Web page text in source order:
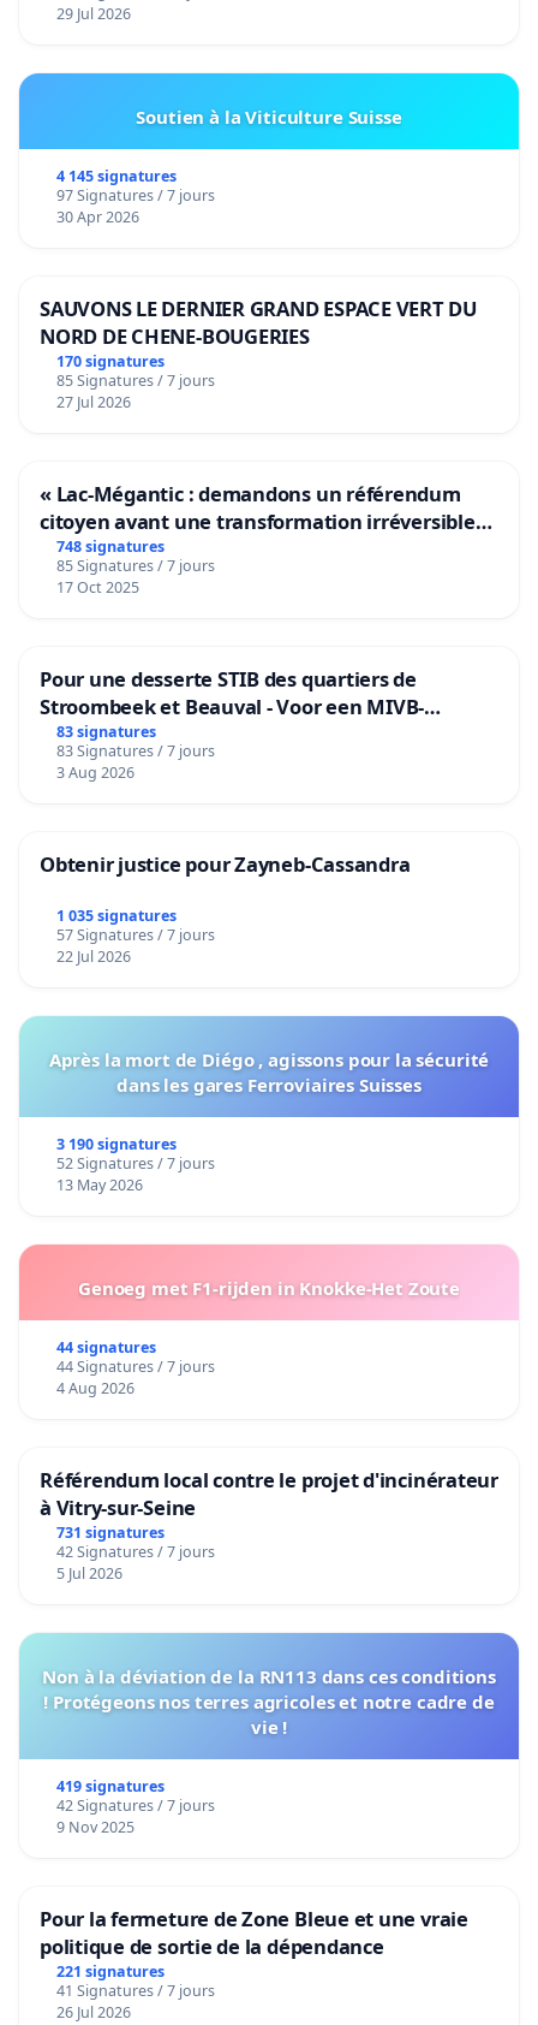
29 Jul 2026
Soutien à la Viticulture Suisse
4 145 signatures
97 Signatures / 7 jours
30 Apr 2026
SAUVONS LE DERNIER GRAND ESPACE VERT DU
NORD DE CHENE-BOUGERIES
170 signatures
85 Signatures / 7 jours
27 Jul 2026
« Lac-Mégantic : demandons un référendum
citoyen avant une transformation irréversible
de notre territoire »
748 signatures
85 Signatures / 7 jours
17 Oct 2025
Pour une desserte STIB des quartiers de
Stroombeek et Beauval - Voor een MIVB-
bediening van de wijken Strombeek en Het
Voor
83 signatures
83 Signatures / 7 jours
3 Aug 2026
Obtenir justice pour Zayneb-Cassandra
1 035 signatures
57 Signatures / 7 jours
22 Jul 2026
Après la mort de Diégo , agissons pour la sécurité
dans les gares Ferroviaires Suisses
3 190 signatures
52 Signatures / 7 jours
13 May 2026
Genoeg met F1-rijden in Knokke-Het Zoute
44 signatures
44 Signatures / 7 jours
4 Aug 2026
Référendum local contre le projet d'incinérateur
à Vitry-sur-Seine
731 signatures
42 Signatures / 7 jours
5 Jul 2026
Non à la déviation de la RN113 dans ces conditions
! Protégeons nos terres agricoles et notre cadre de
vie !
419 signatures
42 Signatures / 7 jours
9 Nov 2025
Pour la fermeture de Zone Bleue et une vraie
politique de sortie de la dépendance
221 signatures
41 Signatures / 7 jours
26 Jul 2026